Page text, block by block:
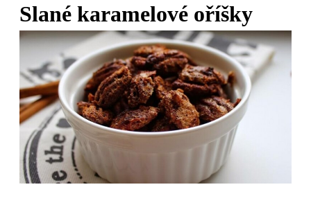
Slané karamelové oříšky